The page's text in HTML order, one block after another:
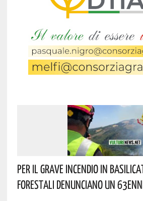
Per Il Grave Incendio In
Forestali Denunciano Un